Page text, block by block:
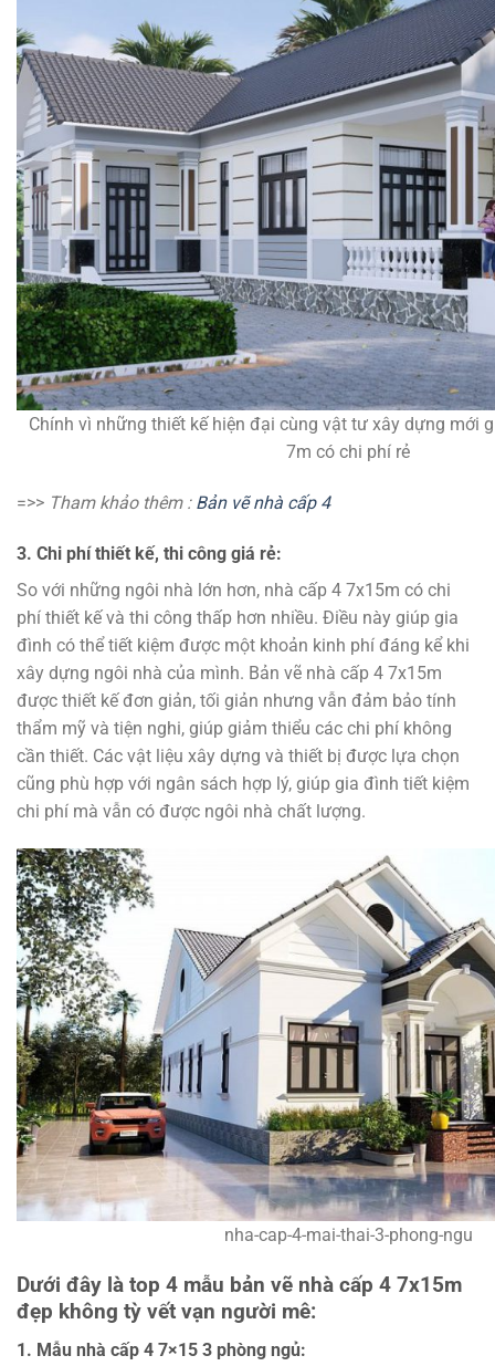
Chính vì những thiết kế hiện đại cùng vật tư xây dựng mới
7m có chi phí rẻ
=>> Tham khảo thêm : Bản vẽ nhà cấp 4
3. Chi phí thiết kế, thi công giá rẻ:
So với những ngôi nhà lớn hơn, nhà cấp 4 7x15m có chi
phí thiết kế và thi công thấp hơn nhiều. Điều này giúp gia
đình có thể tiết kiệm được một khoản kinh phí đáng kể khi
xây dựng ngôi nhà của mình. Bản vẽ nhà cấp 4 7x15m
được thiết kế đơn giản, tối giản nhưng vẫn đảm bảo tính
thẩm mỹ và tiện nghi, giúp giảm thiểu các chi phí không
cần thiết. Các vật liệu xây dựng và thiết bị được lựa chọn
cũng phù hợp với ngân sách hợp lý, giúp gia đình tiết kiệm
chi phí mà vẫn có được ngôi nhà chất lượng.
nha-cap-4-mai-thai-3-phong-ngu
Dưới đây là top 4 mẫu bản vẽ nhà cấp 4 7x15m
đẹp không tỳ vết vạn người mê:
1. Mẫu nhà cấp 4 7×15 3 phòng ngủ: